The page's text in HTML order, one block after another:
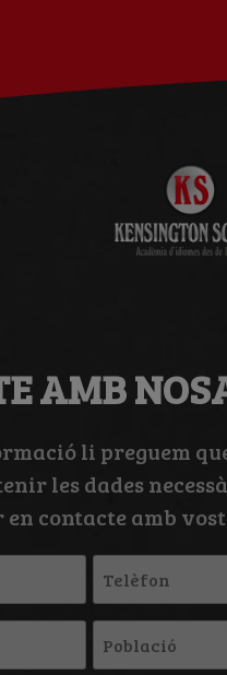
AMB
li preguem
les dades
en contacte amb
Telèfon
Població